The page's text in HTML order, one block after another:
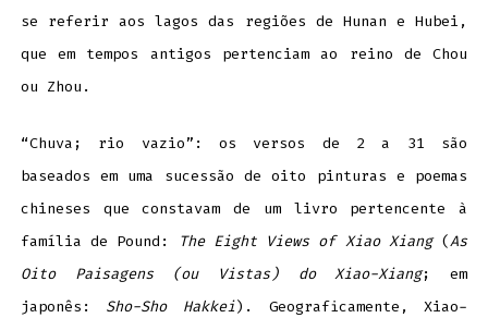
se referir aos lagos das regiões de Hunan e Hubei,
que em tempos antigos pertenciam ao reino de Chou
ou Zhou.
“Chuva; rio vazio”: os versos de 2 a 31 são
baseados em uma sucessão de oito pinturas e poemas
chineses que constavam de um livro pertencente à
família de Pound:
The Eight Views of Xiao Xiang(As
Oito Paisagens (ou Vistas) do Xiao-Xiang; em
japonês: Sho-Sho Hakkei). Geograficamente, Xiao-